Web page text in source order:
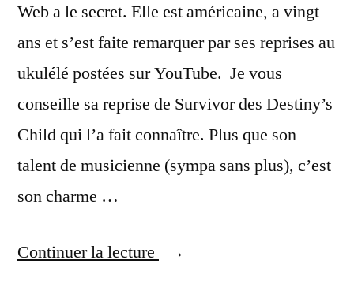
Web a le secret. Elle est américaine, a vingt
ans et s’est faite remarquer par ses reprises au
ukulélé postées sur YouTube. Je vous
conseille sa reprise de Survivor des Destiny’s
Child qui l’a fait connaître. Plus que son
talent de musicienne (sympa sans plus), c’est
son charme …
Continuer la lecture
« Julia: